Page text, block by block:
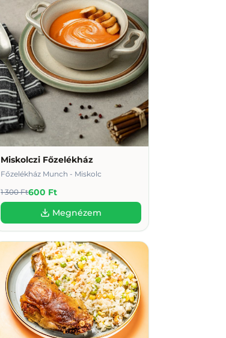
Miskolczi Főzelékház
Főzelékház Munch - Miskolc
1 300 Ft600 Ft
Megnézem